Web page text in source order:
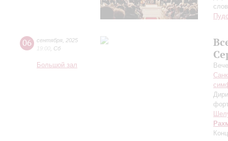
06 сентября 2025
19:00 Сб
Большой зал